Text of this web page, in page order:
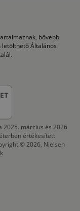
bővebb
Általános
2025. március és 2026
értékesített
© 2026, Nielsen